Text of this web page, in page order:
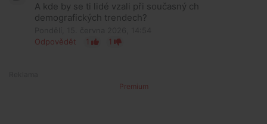
A kde by se ti lidé vzali při současný ch
demografických trendech?
Odpovědět
1 1
Premium